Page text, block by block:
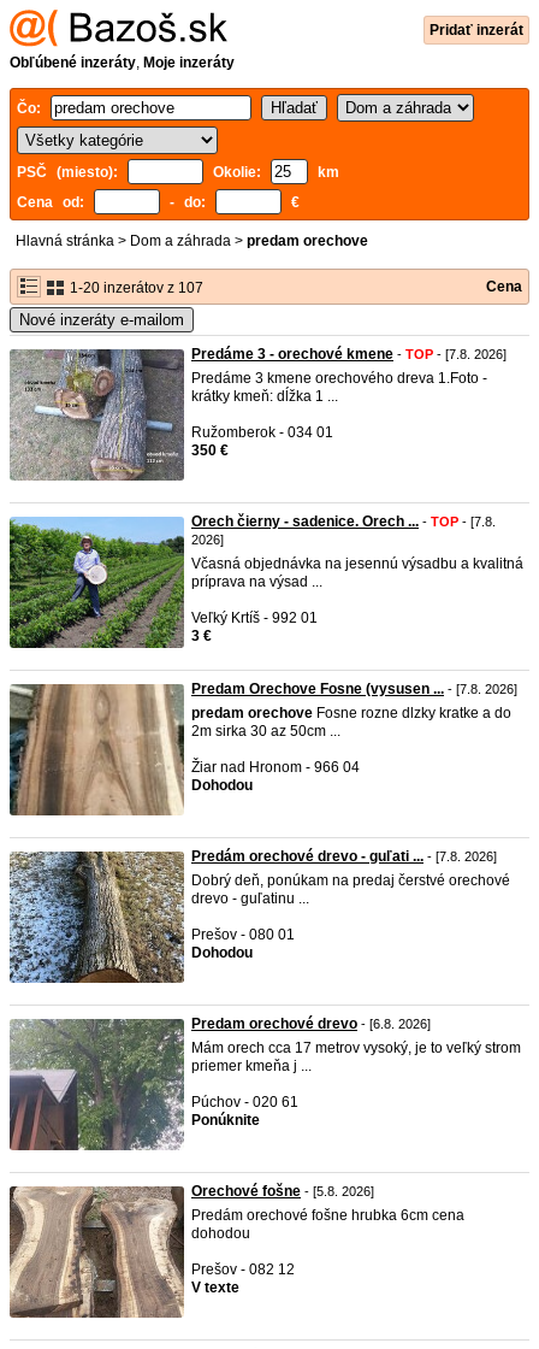
Pridať inzerát
Obľúbené inzeráty, Moje inzeráty
Čo:
PSČ (miesto): Okolie:
km
Cena od:
- do: €
Hlavná stránka > Dom a záhrada > predam orechove
1-20 inzerátov z 107 Cena
Nové inzeráty e-mailom
Predáme 3 - orechové kmene - TOP - [7.8. 2026]
Predáme 3 kmene orechového dreva 1.Foto -
krátky kmeň: dĺžka 1 ...
Ružomberok - 034 01
350 €
Orech čierny - sadenice. Orech ... - TOP - [7.8.
2026]
Včasná objednávka na jesennú výsadbu a kvalitná
príprava na výsad ...
Veľký Krtíš - 992 01
3 €
Predam Orechove Fosne (vysusen ... - [7.8. 2026]
predam orechove Fosne rozne dlzky kratke a do
2m sirka 30 az 50cm ...
Žiar nad Hronom - 966 04
Dohodou
Predám orechové drevo - guľati ... - [7.8. 2026]
Dobrý deň, ponúkam na predaj čerstvé orechové
drevo - guľatinu ...
Prešov - 080 01
Dohodou
Predam orechové drevo - [6.8. 2026]
Mám orech cca 17 metrov vysoký, je to veľký strom
priemer kmeňa j ...
Púchov - 020 61
Ponúknite
Orechové fošne - [5.8. 2026]
Predám orechové fošne hrubka 6cm cena
dohodou
Prešov - 082 12
V texte